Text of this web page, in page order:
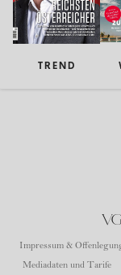
TREND
Impressum &
Mediadaten und Tarife